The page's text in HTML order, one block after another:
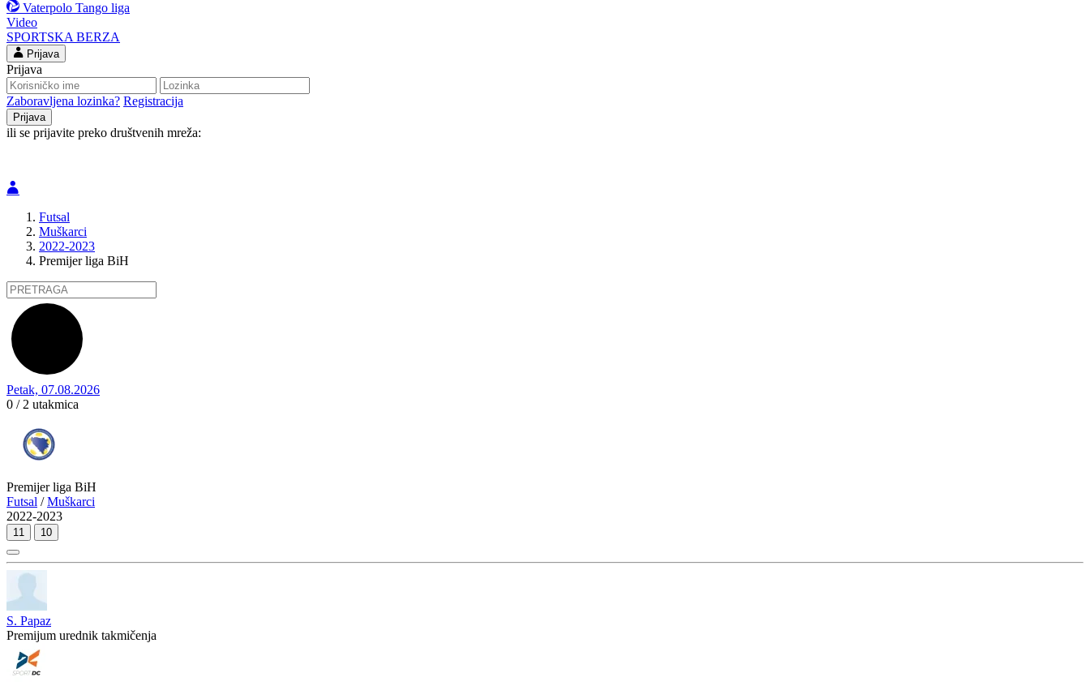
Vaterpolo Tango liga
Video
SPORTSKA BERZA
Prijava
Prijava
Zaboravljena lozinka? Registracija
ili se prijavite preko društvenih mreža:
Futsal
Muškarci
2022-2023
Premijer liga BiH
Petak, 07.08.2026
0 / 2 utakmica
Premijer liga BiH
Futsal /Muškarci
2022-2023
11 10
S. Papaz
Premijum urednik takmičenja